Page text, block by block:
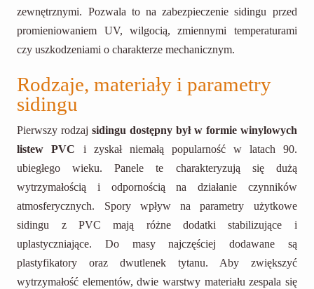
zewnętrznymi. Pozwala to na zabezpieczenie sidingu przed
promieniowaniem UV, wilgocią, zmiennymi temperaturami
czy uszkodzeniami o charakterze mechanicznym.
Rodzaje, materiały i parametry
sidingu
Pierwszy rodzajsidingu dostępny był w formie winylowych
listew PVC i zyskał niemałą popularność w latach 90.
ubiegłego wieku. Panele te charakteryzują się dużą
wytrzymałością i odpornością na działanie czynników
atmosferycznych. Spory wpływ na parametry użytkowe
sidingu z PVC mają różne dodatki stabilizujące i
uplastyczniające. Do masy najczęściej dodawane są
plastyfikatory oraz dwutlenek tytanu. Aby zwiększyć
wytrzymałość elementów, dwie warstwy materiału zespala się